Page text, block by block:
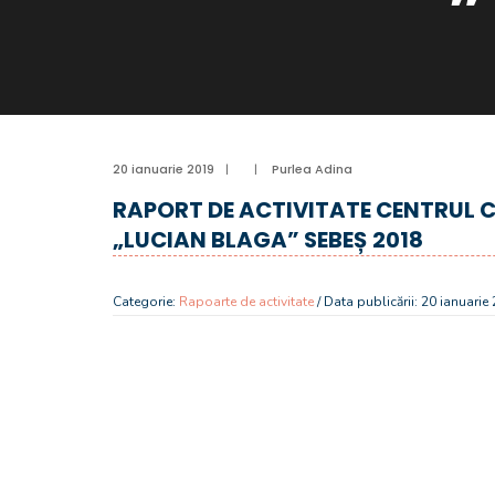
20 ianuarie 2019 | | Purlea Adina
RAPORT DE ACTIVITATE CENTRUL
„LUCIAN BLAGA” SEBEȘ 2018
Categorie: Rapoarte de activitate/ Data publicării: 20 ianuarie